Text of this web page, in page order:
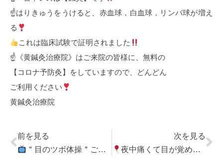
☝はりきゅうをうけると、赤血球，白血球，リンパ球が増え
る
これは臨床試験で証明されました
☝️《黄鍼灸治療院》はご来院の皆様に、無料の
【コロナ予防灸】をしていますので、どんどん
ご利用ください
黄鍼灸治療院
前を見る
＂目のツボ体操＂ご覧になりましたか
次を見る
夜中痛くて目が覚める腰痛は二回治療で治った